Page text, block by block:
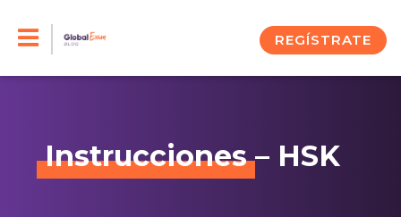
REGÍSTRATE
Instrucciones– HSK